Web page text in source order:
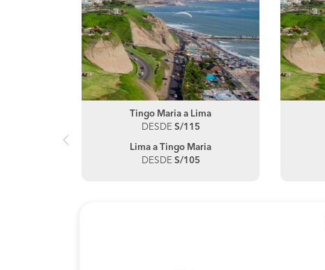
Tingo Maria a Lima
DESDE S/115
Lima a Tingo Maria
DESDE S/105